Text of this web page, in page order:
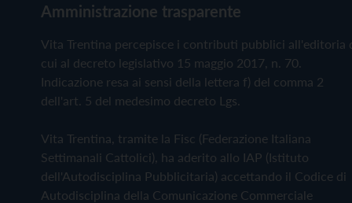
Amministrazione trasparente
Vita Trentina percepisce i contributi pubblici all'editoria
cui al decreto legislativo 15 maggio 2017, n. 70.
Indicazione resa ai sensi della lettera f) del comma 2
dell'art. 5 del medesimo decreto Lgs.
Vita Trentina, tramite la Fisc (Federazione Italiana
Settimanali Cattolici), ha aderito allo IAP (Istituto
dell'Autodisciplina Pubblicitaria) accettando il Codice di
Autodisciplina della Comunicazione Commerciale